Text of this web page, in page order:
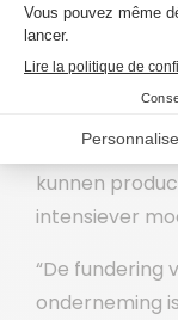
natuur. En dat
grote
veel
kunnen
intensiever
“De fundering
onderneming